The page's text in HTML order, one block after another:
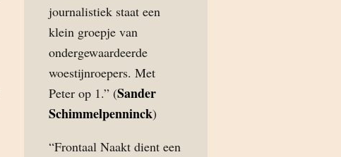
journalistiek staat een
klein groepje van
ondergewaardeerde
woestijnroepers. Met
Peter op 1.” (Sander
Schimmelpenninck)
“Frontaal Naakt dient een